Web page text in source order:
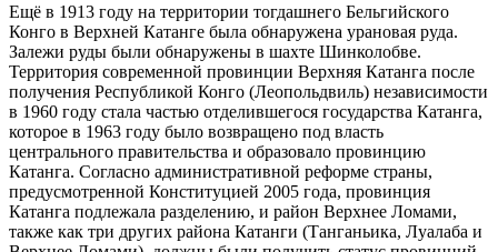
Ещё в 1913 году на территории тогдашнего Бельгийского
Конго в Верхней Катанге была обнаружена урановая руда.
Залежи руды были обнаружены в шахте Шинколобве.
Территория современной провинции Верхняя Катанга после
получения Республикой Конго (Леопольдвиль) независимости
в 1960 году стала частью отделившегося государства Катанга,
которое в 1963 году было возвращено под власть
центрального правительства и образовало провинцию
Катанга. Согласно административной реформе страны,
предусмотренной Конституцией 2005 года, провинция
Катанга подлежала разделению, и район Верхнее Ломами,
также как три других района Катанги (Танганьика, Луалаба и